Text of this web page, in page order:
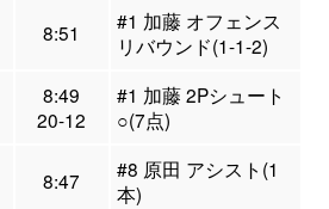
8:51
#1 加藤 オフェンス
リバウンド(1-1-2)
8:49
20-12
#1 加藤 2Pシュート
○(7点)
8:47
#8 原田 アシスト(1
本)